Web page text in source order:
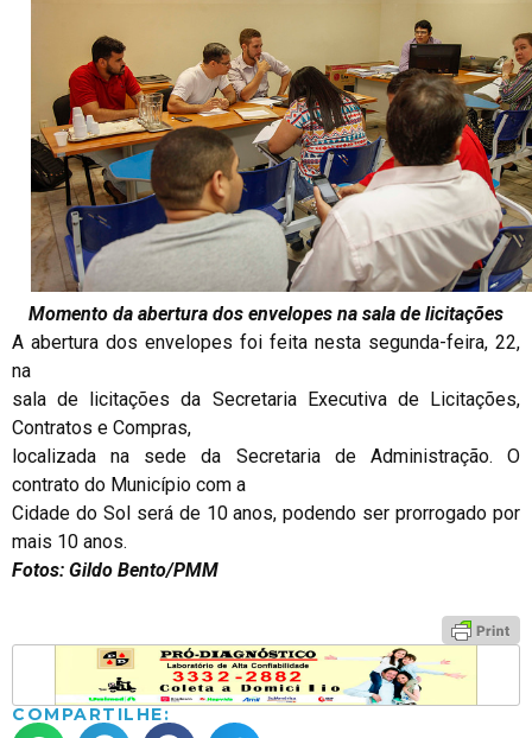
Momento da abertura dos envelopes na sala de licitações
A abertura dos envelopes foi feita nesta segunda-feira, 22,
na
sala de licitações da Secretaria Executiva de Licitações,
Contratos e Compras,
localizada na sede da Secretaria de Administração. O
contrato do Município com a
Cidade do Sol será de 10 anos, podendo ser prorrogado por
mais 10 anos.
Fotos: Gildo Bento/PMM
COMPARTILHE: